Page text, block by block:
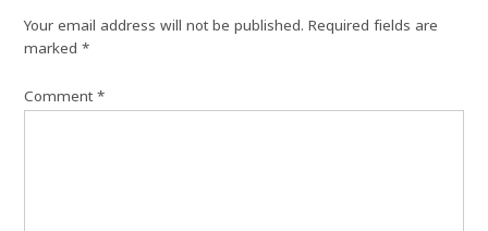
Your email address will not be published. Required fields are
marked*
Comment*